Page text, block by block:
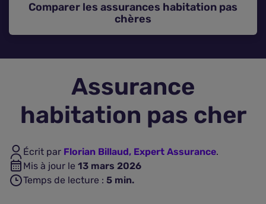
Prévoyance
Assurance vie
Plus d'assurances
Comparer les assurances habitation pas
chères
Assurance
habitation pas cher
Écrit par Florian Billaud, Expert Assurance.
Mis à jour le 13 mars 2026
Temps de lecture : 5 min.